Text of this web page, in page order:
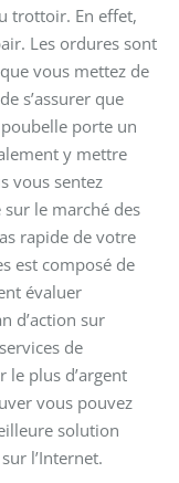
trottoir. En effet,
Les ordures sont
vous mettez de
s’assurer que
porte un
y mettre
vous sentez
sur le marché des
rapide de votre
est composé de
évaluer
d’action sur
de
plus d’argent
vous pouvez
solution
l’Internet.